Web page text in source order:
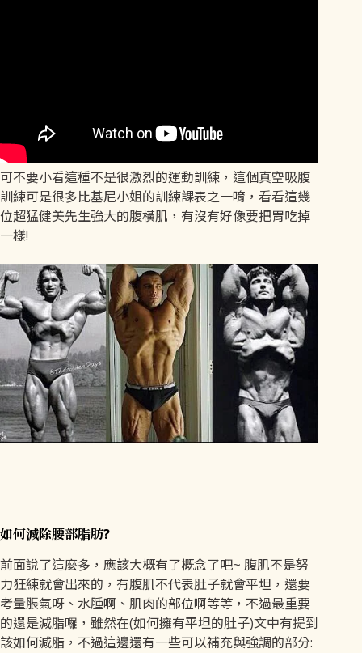
可不要小看這種不是很激烈的運動訓練，這個真空吸腹
訓練可是很多比基尼小姐的訓練課表之一唷，看看這幾
位超猛健美先生強大的腹橫肌，有沒有好像要把胃吃掉
一樣!
如何減除腰部脂肪?
前面說了這麼多，應該大概有了概念了吧~ 腹肌不是努
力狂練就會出來的，有腹肌不代表肚子就會平坦，還要
考量脹氣呀、水腫啊、肌肉的部位啊等等，不過最重要
的還是減脂囉，雖然在(如何擁有平坦的肚子)文中有提到
該如何減脂，不過這邊還有一些可以補充與強調的部分: